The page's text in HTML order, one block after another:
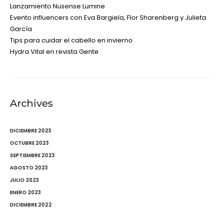
Lanzamiento Nusense Lumine
Evento influencers con Eva Bargiela, Flor Sharenberg y Julieta
García
Tips para cuidar el cabello en invierno
Hydra Vital en revista Gente
Archives
DICIEMBRE 2023
OCTUBRE 2023
SEPTIEMBRE 2023
AGOSTO 2023
JULIO 2023
ENERO 2023
DICIEMBRE 2022